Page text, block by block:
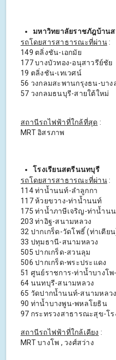
มหาวิทยาลัยราชภัฎบ้านส
รถโดยสารสาธารณะที่ผ่าน:
149 ตลิ่งชัน-เอกมัย
177 บางบัวทอง-อนุสาวรีย์ชัย
19 ตลิ่งชัน-เทเวศน์
56 วงกลมสะพานกรุงธน-บาง
57 วงกลมธนบุรี-สายใต้ใหม่
สถานีรถไฟฟ้าที่ใกล้ที่สุด :
MRT อิสรภาพ
โรงเรียนสตรีนนทบุรี
รถโดยสารสาธารณะที่ผ่าน:
114 ท่าน้ำนนท์-ลำลูกกา
117 ห้วยขวาง-ท่าน้ำนนท์
175 ท่าน้ำภาษีเจริญ-ท่าน้ำน
203 ท่าอิฐ-สนามหลวง
32 ปากเกร็ด-วัดโพธิ์ (ท่าเตีย
33 ปทุมธานี-สนามหลวง
505 ปากเกร็ด-สวนลุม
506 ปากเกร็ด-พระประแดง
51 ศูนย์ราชการ-ท่าน้ำบางโ
64 นนทบุรี-สนามหลวง
65 วัดปากน้ำนนท์-สนามหลวง
90 ท่าน้ำบางพูน-พหลโยธิน
97 กระทรวงสาธารณะสุข-โ
สถานีรถไฟฟ้าที่ใกล้เคียง :
MRT บางโพ , วงศ์สว่าง